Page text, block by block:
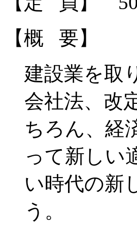
【概 要】
建設業を取
会社法、改
ちろん、経
って新しい
い時代の新
う。